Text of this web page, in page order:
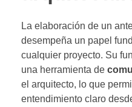
La elaboración de un
desempeña un papel
cualquier proyecto. Su
una herramienta de
el arquitecto, lo que
entendimiento claro